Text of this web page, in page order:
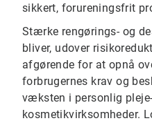
sikkert, forureningsfrit
Stærke rengørings- og
bliver, udover
afgørende for at opnå
forbrugernes krav og
væksten i personlig
kosmetikvirksomheder.